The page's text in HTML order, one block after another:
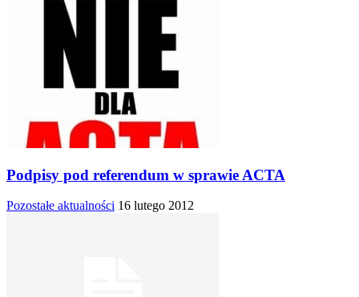
Podpisy pod referendum w sprawie ACTA
Pozostałe aktualności 16 lutego 2012